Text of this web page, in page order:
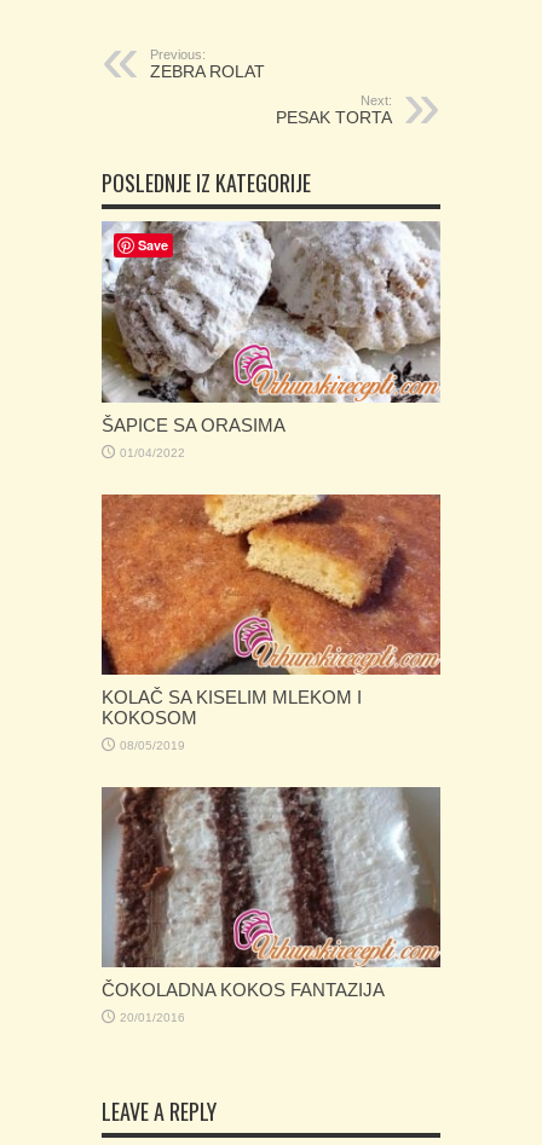
Previous:
ZEBRA ROLAT
Next:
PESAK TORTA
POSLEDNJE IZ KATEGORIJE
ŠAPICE SA ORASIMA
01/04/2022
KOLAČ SA KISELIM MLEKOM I
KOKOSOM
08/05/2019
ČOKOLADNA KOKOS FANTAZIJA
20/01/2016
LEAVE A REPLY
Save